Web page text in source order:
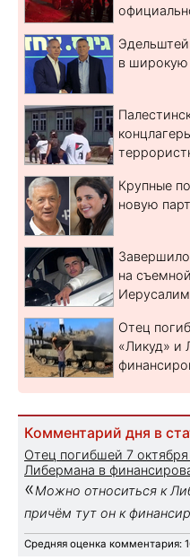
в
Крупные
новую
на
Отец
«Ликуд» и
Комментарий дня в
Отец погибшей 7
Либермана в
«Можно относиться к
причём тут он к
Средняя оценка комментария: